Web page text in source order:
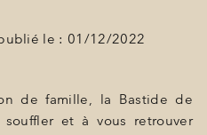
le : 01/12/2022
de famille, la Bastide de
souffler et à vous retrouver